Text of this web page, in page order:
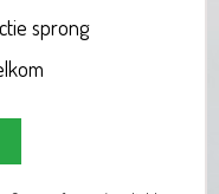
sprong